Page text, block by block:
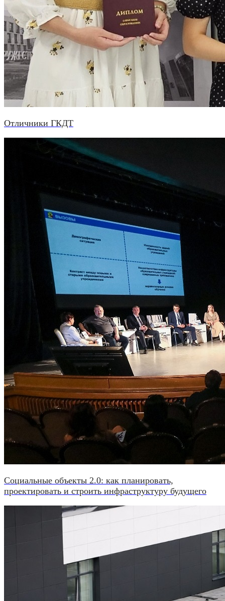
Отличники ГКДТ
Социальные объекты 2.0: как планировать,
проектировать и строить инфраструктуру будущего